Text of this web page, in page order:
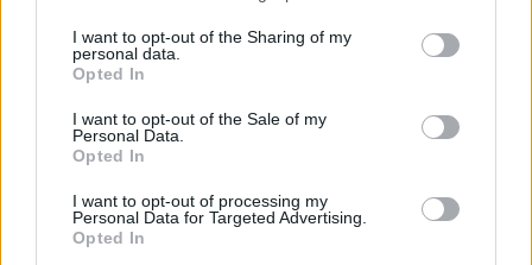
I want to opt-out of the Sharing of my
personal data.
Opted In
I want to opt-out of the Sale of my
Personal Data.
Opted In
I want to opt-out of processing my
Personal Data for Targeted Advertising.
Opted In